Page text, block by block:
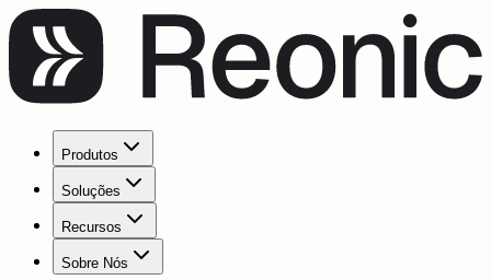
Produtos
Soluções
Recursos
Sobre Nós